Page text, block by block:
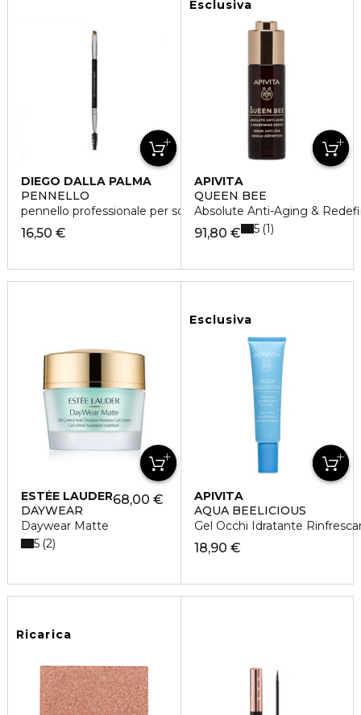
DIEGO DALLA PALMA
PENNELLO
pennello professionale per sopracciglia
16,50 €
Esclusiva
APIVITA
QUEEN BEE
Absolute Anti-Aging &
91,80 € 5 1
ESTÉE LAUDER
DAYWEAR
Daywear Matte
68,00 €
5 2
Esclusiva
APIVITA
AQUA BEELICIOUS
Gel Occhi Idratante
18,90 €
Ricarica